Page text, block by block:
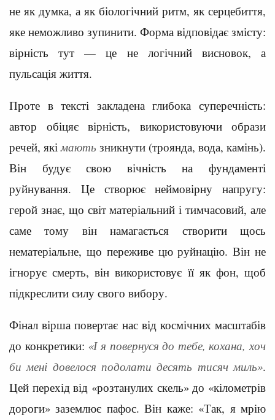
не як думка, а як біологічний ритм, як серцебиття,
яке неможливо зупинити. Форма відповідає змісту:
вірність тут — це не логічний висновок, а
пульсація життя.
Проте в тексті закладена глибока суперечність:
автор обіцяє вірність, використовуючи образи
речей, якімають зникнути (троянда, вода, камінь).
Він будує свою вічність на фундаменті
руйнування. Це створює неймовірну напругу:
герой знає, що світ матеріальний і тимчасовий, але
саме тому він намагається створити щось
нематеріальне, що переживе цю руйнацію. Він не
ігнорує смерть, він використовує її як фон, щоб
підкреслити силу свого вибору.
Фінал вірша повертає нас від космічних масштабів
до конкретики: «І я повернуся до тебе, кохана, хоч
би мені довелося подолати десять тисяч миль».
Цей перехід від «розтанулих скель» до «кілометрів
дороги» заземлює пафос. Він каже: «Так, я мрію